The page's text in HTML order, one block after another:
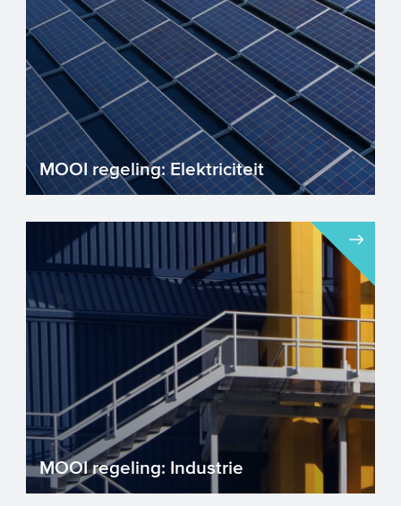
MOOI regeling: Elektriciteit
Heeft u samen met partners een goed
projectidee om drastisch CO2-reductie te
realiseren? Maar zoekt ...
MOOI regeling: Industrie